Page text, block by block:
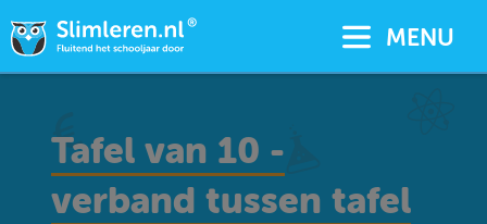
MENU
Tafel van 10 -
verband tussen tafel